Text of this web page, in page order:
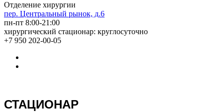
Отделение хирургии
пер. Центральный рынок, д.6
пн-пт 8:00-21:00
хирургический стационар: круглосуточно
+7 950 202-00-05
СТАЦИОНАР